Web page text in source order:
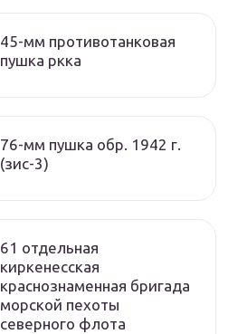
45-мм противотанковая
пушка ркка
76-мм пушка обр. 1942 г.
(зис-3)
61 отдельная
киркенесская
краснознаменная бригада
морской пехоты
cеверного флота